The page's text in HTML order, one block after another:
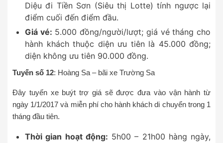
Diệu đi Tiền Sơn (Siêu thị Lotte) tính ngược lại
điểm cuối đến điểm đầu.
Giá vé: 5.000 đồng/người/lượt; giá vé tháng cho
hành khách thuộc diện ưu tiên là 45.000 đồng;
diện không ưu tiên 90.000 đồng.
Tuyến số 12: Hoàng Sa – bãi xe Trường Sa
Đây tuyến xe buýt trợ giá sẽ được đưa vào vận hành từ
ngày 1/1/2017 và miễn phí cho hành khách di chuyển trong 1
tháng đầu tiên.
Thời gian hoạt động: 5h00 – 21h00 hàng ngày,